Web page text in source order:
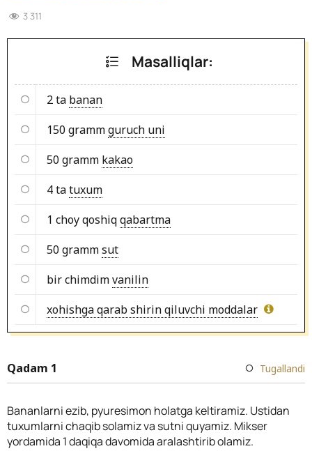
3 311
Masalliqlar:
2 ta banan
150 grammguruch uni
50 gramm kakao
4 tatuxum
1 choy qoshiqqabartma
50 grammsut
bir chimdimvanilin
xohishga qarab shirin qiluvchi moddalar
Qadam 1 Tugallandi
Bananlarni ezib, pyuresimon holatga keltiramiz. Ustidan
tuxumlarni chaqib solamiz va sutni quyamiz. Mikser
yordamida 1 daqiqa davomida aralashtirib olamiz.